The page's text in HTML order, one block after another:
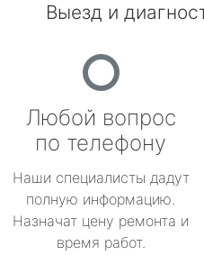
Выезд и
Любой вопрос
по телефону
Наши специалисты дадут
полную информацию.
Назначат цену ремонта и
время работ.